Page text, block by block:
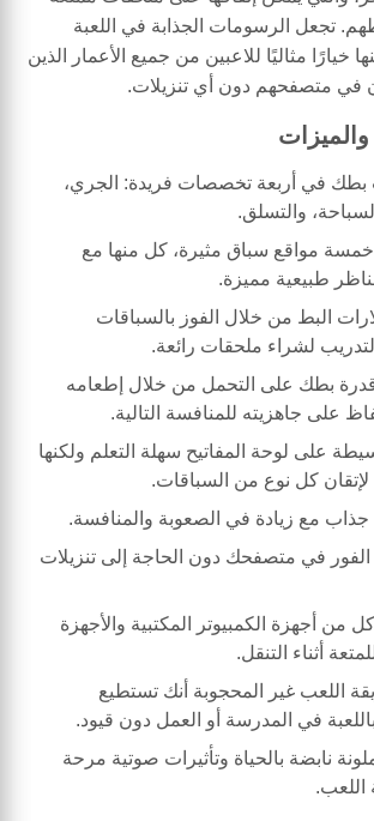
تجعل الرسومات الجذابة في اللعبة
خيارًا مثاليًا للاعبين من جميع الأعمار الذين
في متصفحهم دون أي تنزيلات.
بطك في أربعة تخصصات فريدة: الجري،
والتسلق.
مواقع سباق مثيرة، كل منها مع
طبيعية مميزة.
البط من خلال الفوز بالسباقات
لشراء ملحقات رائعة.
قدرة بطك على التحمل من خلال إطعامه
على جاهزيته للمنافسة التالية.
على لوحة المفاتيح سهلة التعلم ولكنها
كل نوع من السباقات.
جذاب مع زيادة في الصعوبة والمنافسة.
في متصفحك دون الحاجة إلى تنزيلات
من أجهزة الكمبيوتر المكتبية والأجهزة
أثناء التنقل.
اللعب غير المحجوبة أنك تستطيع
باللعبة في المدرسة أو العمل دون قيود.
نابضة بالحياة وتأثيرات صوتية مرحة
اللعب.